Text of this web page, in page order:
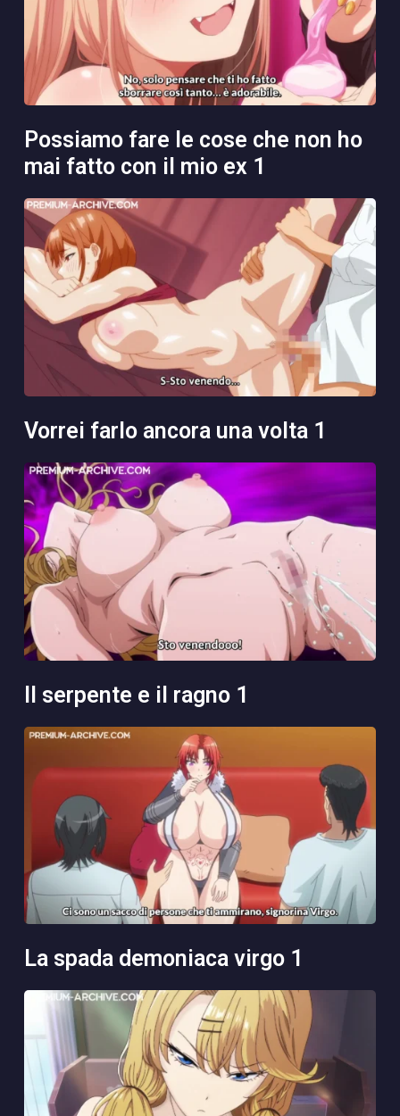
possiamo fare le cose che non ho
mai fatto con il mio ex 1
vorrei farlo ancora una volta 1
il serpente e il ragno 1
la spada demoniaca virgo 1